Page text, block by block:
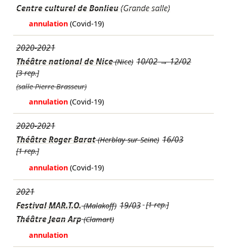
Centre culturel de Bonlieu(Grande salle)
annulation (Covid-19)
2020-2021
Théâtre national de Nice(Nice) 10/02→12/02
[3 rep.]
(salle Pierre Brasseur)
annulation (Covid-19)
2020-2021
Théâtre Roger Barat(Herblay-sur-Seine) 16/03
[1 rep.]
annulation (Covid-19)
2021
Festival MAR.T.O.(Malakoff) 19/03 [1 rep.]
Théâtre Jean Arp (Clamart)
annulation